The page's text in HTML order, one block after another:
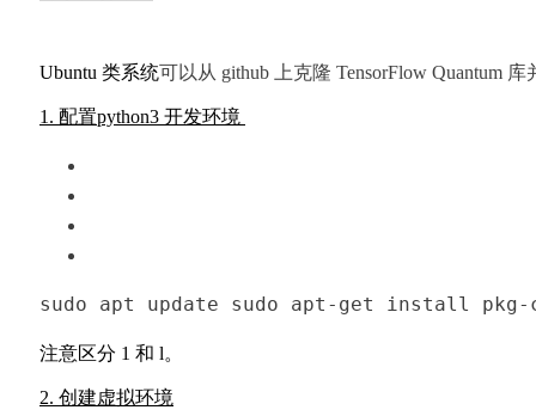
Ubuntu 类系统可以从 github 上克隆 TensorFlow Quantum 库
1. 配置python3 开发环境
sudo apt update sudo apt- get install
注意区分 1 和 l。
2. 创建虚拟环境